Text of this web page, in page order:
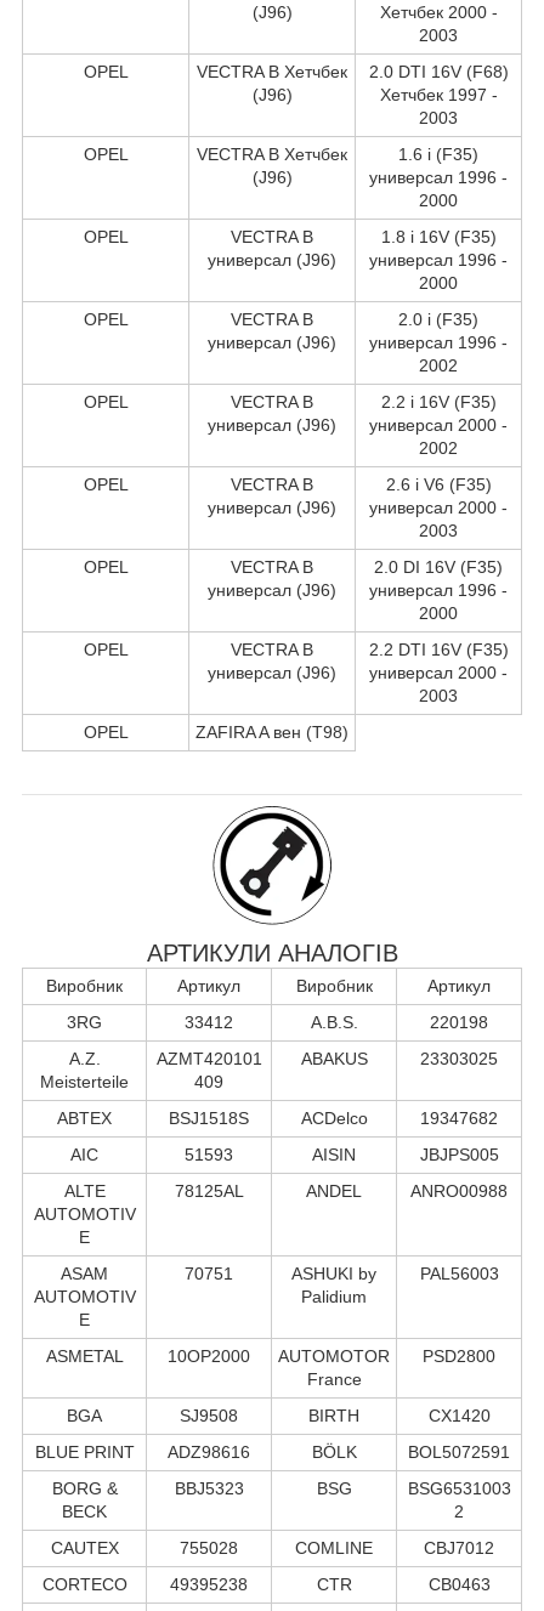
(J96)
Хетчбек 2000 -
2003
OPEL
VECTRA B Хетчбек
(J96)
2.0 DTI 16V (F68)
Хетчбек 1997 -
2003
OPEL
VECTRA B Хетчбек
(J96)
1.6 i (F35)
универсал 1996 -
2000
OPEL
VECTRA B
универсал (J96)
1.8 i 16V (F35)
универсал 1996 -
2000
OPEL
VECTRA B
универсал (J96)
2.0 i (F35)
универсал 1996 -
2002
OPEL
VECTRA B
универсал (J96)
2.2 i 16V (F35)
универсал 2000 -
2002
OPEL
VECTRA B
универсал (J96)
2.6 i V6 (F35)
универсал 2000 -
2003
OPEL
VECTRA B
универсал (J96)
2.0 DI 16V (F35)
универсал 1996 -
2000
OPEL
VECTRA B
универсал (J96)
2.2 DTI 16V (F35)
универсал 2000 -
2003
OPEL
ZAFIRA A вен (T98)
АРТИКУЛИ АНАЛОГІВ
Виробник Артикул Виробник
Артикул
3RG
33412 A.B.S.
220198
A.Z.
Meisterteile
AZMT420101
409
ABAKUS 23303025
ABTEX BSJ1518S ACDelco
19347682
AIC
51593 AISIN
JBJPS005
ALTE
AUTOMOTIV
E
78125AL ANDEL ANRO00988
ASAM
AUTOMOTIV
E
70751
ASHUKI by
Palidium
PAL56003
ASMETAL 10OP2000
AUTOMOTOR
France
PSD2800
BGA SJ9508 BIRTH
CX1420
BLUE PRINT
ADZ98616 BÖLK
BOL5072591
BORG &
BECK
BBJ5323 BSG
BSG6531003
2
CAUTEX
755028 COMLINE
CBJ7012
CORTECO
49395238 CTR
CB0463